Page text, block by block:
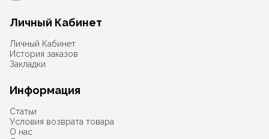
Личный Кабинет
Личный Кабинет
История заказов
Закладки
Информация
Статьи
Условия возврата товара
О нас